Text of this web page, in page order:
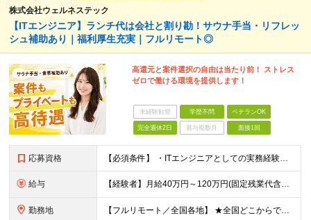
株式会社ウェルネステック
【ITエンジニア】ランチ代は会社と割り勘！サウナ手当・リフレッ
シュ補助あり｜福利厚生充実｜フルリモート◎
高還元と案件選択の自由は当たり前！ ストレス
ゼロで働ける環境を提供します！
未経験歓迎 学歴不問 ベテランOK
完全週休2日 賞与複数月 面接1回
応募資格 【必須条件】 ・ITエンジニアとしての実務経験が1年以上ある方 ※開発・インフラ・運用保守など分野・フェーズは不問！ ※学歴不問 【歓迎条件】 ・基本設計、詳細設計などの経験がある方 ・AWS, G
給与 【経験者】月給40万円～120万円(固定残業代含む)+各種手当 ※月給には、みなし残業手当(月30時間／5万8,000円～15万7,000円)を含みます ※上記を超える時間外労働分は追加で支給します
勤務地 【フルリモート／全国各地】 ★全国どこからでも参画可能！フルリモート案件も多数！ ※プロジェクトは100%選択制。あなたの希望を最優先します。 ※フルリモート、ハイブリッド、常駐案件から自由に選択可能